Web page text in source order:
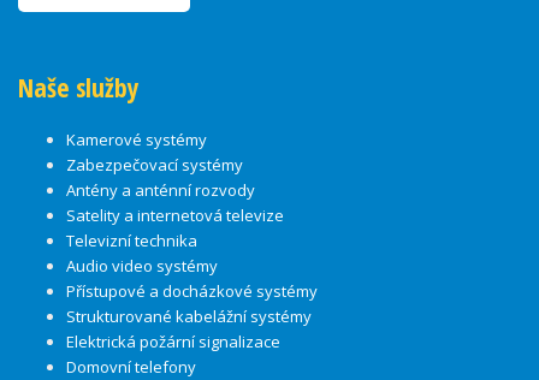
Naše služby
Kamerové systémy
Zabezpečovací systémy
Antény a anténní rozvody
Satelity a internetová televize
Televizní technika
Audio video systémy
Přístupové a docházkové systémy
Strukturované kabelážní systémy
Elektrická požární signalizace
Domovní telefony